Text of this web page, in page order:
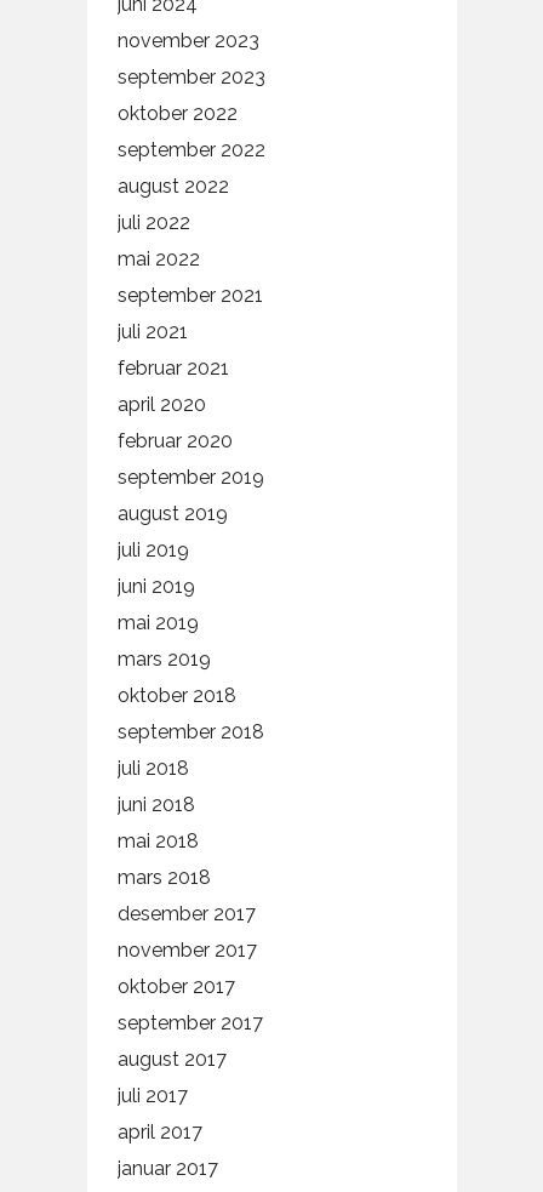
november 2023
september 2023
oktober 2022
september 2022
august 2022
juli 2022
mai 2022
september 2021
juli 2021
februar 2021
april 2020
februar 2020
september 2019
august 2019
juli 2019
juni 2019
mai 2019
mars 2019
oktober 2018
september 2018
juli 2018
juni 2018
mai 2018
mars 2018
desember 2017
november 2017
oktober 2017
september 2017
august 2017
juli 2017
april 2017
januar 2017